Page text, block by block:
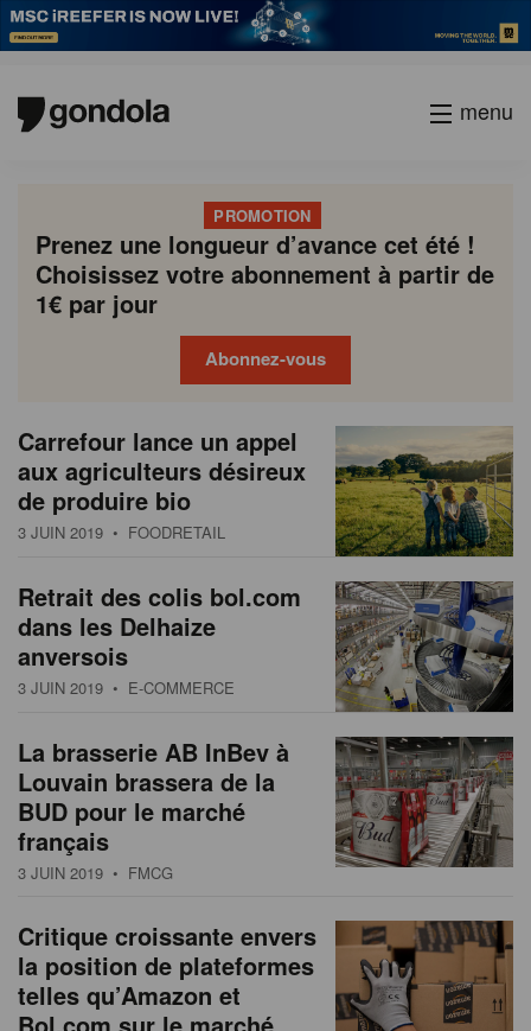
menu
PROMOTION
Prenez une longueur d’avance cet été !
Choisissez votre abonnement à partir de
1€ par jour
Abonnez-vous
N
e
w
s
Carrefour lance un appel
aux agriculteurs désireux
de produire bio
3 JUIN 2019 • FOODRETAIL
Retrait des colis bol.com
dans les Delhaize
anversois
3 JUIN 2019 • E-COMMERCE
La brasserie AB InBev à
Louvain brassera de la
BUD pour le marché
français
3 JUIN 2019 • FMCG
Critique croissante envers
la position de plateformes
telles qu’Amazon et
P
a
g
i
a
t
i
o
Previous
page
Page
Page
Page
Page
Current
page
Page
Page
Page
Page
Next
page
academy
society